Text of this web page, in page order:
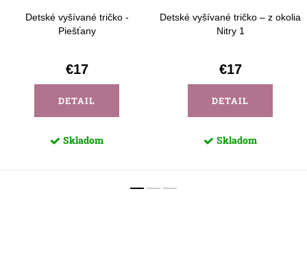
Detské vyšívané tričko -
Piešťany
€17
DETAIL
Skladom
Detské vyšívané tričko – z okolia
Nitry 1
€17
DETAIL
Skladom